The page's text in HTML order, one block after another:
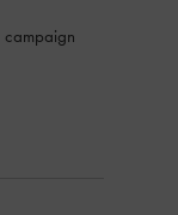
campaign